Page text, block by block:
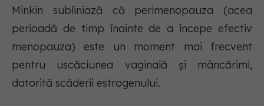
Minkin subliniază că perimenopauza (acea
perioadă de timp înainte de a începe efectiv
menopauza) este un moment mai frecvent
pentru uscăciunea vaginală și mâncărimi,
datorită scăderii estrogenului.